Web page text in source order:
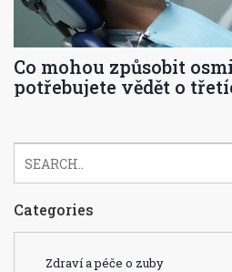
Co mohou způsobit
potřebujete vědět o
Categories
Zdraví a péče o zuby